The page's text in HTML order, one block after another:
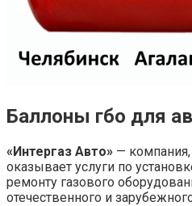
Баллоны гбо для
«Интергаз Авто» —
оказывает услуги по
ремонту газового
отечественного и